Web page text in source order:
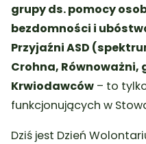
grupy ds. pomocy
bezdomności i
Przyjaźni ASD
Crohna, Równoważni,
Krwiodawców – to
funkcjonujących w
Dziś jest Dzień